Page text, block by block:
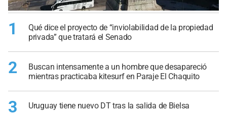
1
Qué dice el proyecto de “inviolabilidad de la propiedad
privada” que tratará el Senado
2
Buscan intensamente a un hombre que desapareció
mientras practicaba kitesurf en Paraje El Chaquito
3 Uruguay tiene nuevo DT tras la salida de Bielsa